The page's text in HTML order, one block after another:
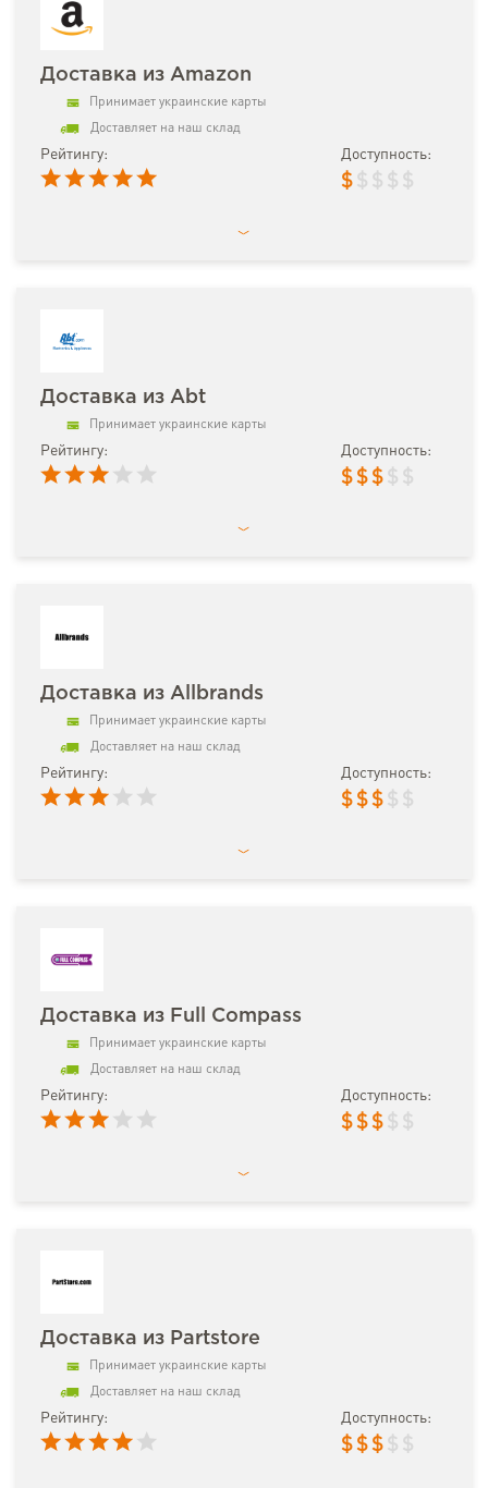
Доставка из Amazon
Принимает украинские карты
Доставляет на наш склад
Рейтингу: Доступность:
$ $ $ $ $
Доставка из Abt
Принимает украинские карты
Рейтингу: Доступность:
$ $ $ $ $
Доставка из Allbrands
Принимает украинские карты
Доставляет на наш склад
Рейтингу: Доступность:
$ $ $ $ $
Доставка из Full Compass
Принимает украинские карты
Доставляет на наш склад
Рейтингу: Доступность:
$ $ $ $ $
Доставка из Partstore
Принимает украинские карты
Доставляет на наш склад
Рейтингу: Доступность:
$ $ $ $ $